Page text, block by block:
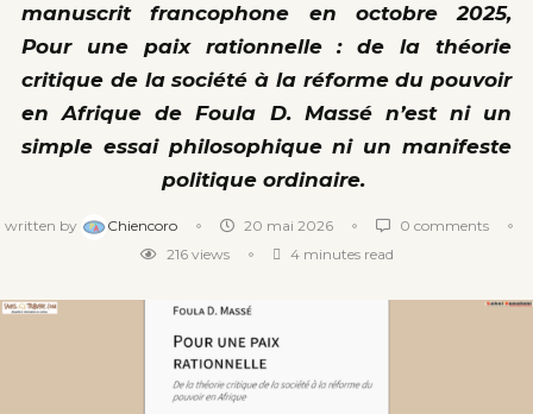
manuscrit francophone en octobre 2025,
Pour une paix rationnelle : de la théorie
critique de la société à la réforme du pouvoir
en Afrique de Foula D. Massé n’est ni un
simple essai philosophique ni un manifeste
politique ordinaire.
written by Chiencoro 20 mai 2026
0 comments
216views 4 minutes read